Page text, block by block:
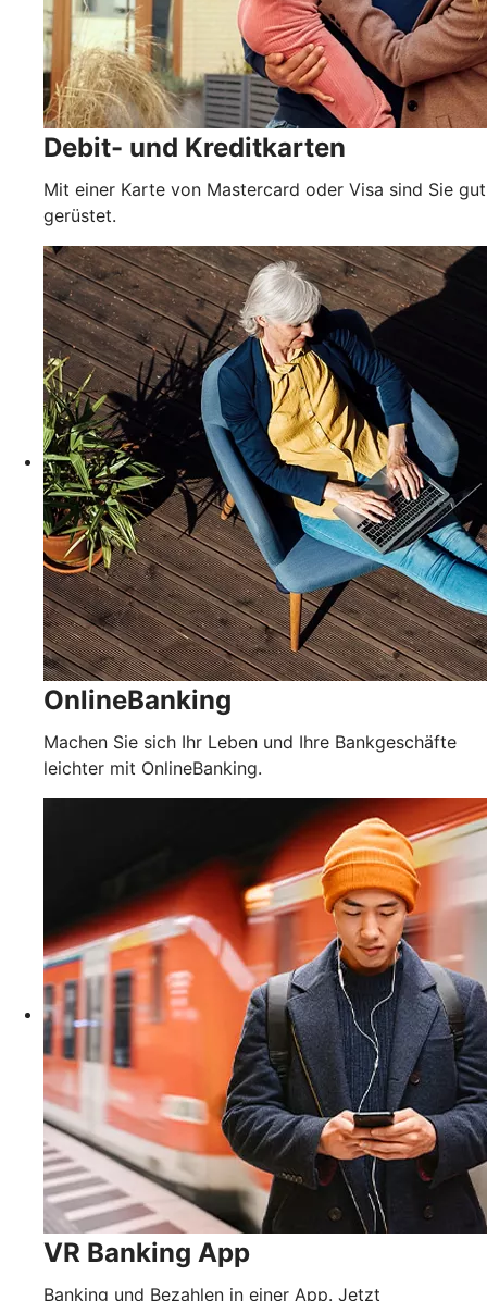
Debit- und Kreditkarten
Mit einer Karte von Mastercard oder Visa sind Sie gut
gerüstet.
OnlineBanking
Machen Sie sich Ihr Leben und Ihre Bankgeschäfte
leichter mit OnlineBanking.
VR Banking App
Banking und Bezahlen in einer App. Jetzt